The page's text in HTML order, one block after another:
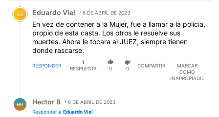
Comentario de Eduardo Viel.
EV Eduardo Viel 6 DE ABRIL DE 2023
En vez de contener a la Mujer, fue a llamar a la policia,
propio de esta casta. Los otros le resuelve sus
muertes. Ahora le tocara al JUEZ, siempre tienen
donde rascarse.
RESPONDER
1
RESPUESTA
0 0
COMPARTIR
MARCAR
COMO
INAPROPIADO
HB Hector B
6 DE ABRIL DE 2023
Responder a Eduardo Viel